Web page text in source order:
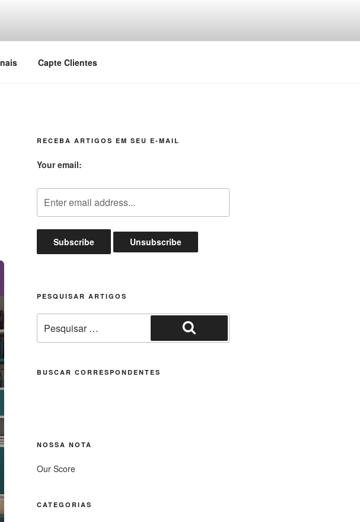
Capte Clientes
RECEBA ARTIGOS EM SEU E-MAIL
Your email:
PESQUISAR ARTIGOS
por:
Pesquisar
BUSCAR CORRESPONDENTES
NOSSA NOTA
Our Score
CATEGORIAS